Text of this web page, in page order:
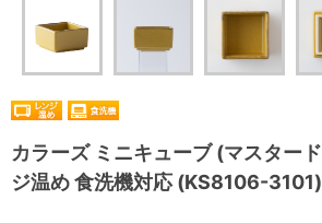
カラーズ ミニキューブ (マスター
ジ温め 食洗機対応 (KS8106-3101)